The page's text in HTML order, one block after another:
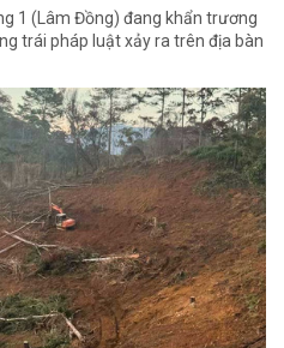
1 (Lâm Đồng) đang khẩn trương
trái pháp luật xảy ra trên địa bàn